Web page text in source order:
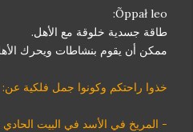
Õppał leo:
طاقة جسدية خلوقة مع الأهل.
ممكن أن يقوم بنشاطات ويحرك الأهل
خذوا راحتكم وكونوا جمل فلكية عن:
- المريخ في الأسد في البيت